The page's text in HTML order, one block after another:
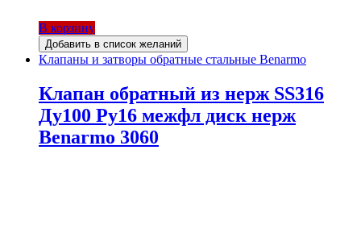
В корзину
Добавить в список желаний
Клапаны и затворы обратные стальные Benarmo
Клапан обратный из нерж SS316
Ду100 Ру16 межфл диск нерж
Benarmo 3060